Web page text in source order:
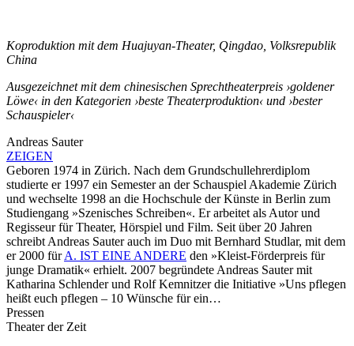
Koproduktion mit dem Huajuyan-Theater, Qingdao, Volksrepublik
China
Ausgezeichnet mit dem chinesischen Sprechtheaterpreis ›goldener
Löwe‹ in den Kategorien ›beste Theaterproduktion‹ und ›bester
Schauspieler‹
Andreas Sauter
ZEIGEN
Geboren 1974 in Zürich. Nach dem Grundschullehrerdiplom
studierte er 1997 ein Semester an der Schauspiel Akademie Zürich
und wechselte 1998 an die Hochschule der Künste in Berlin zum
Studiengang »Szenisches Schreiben«. Er arbeitet als Autor und
Regisseur für Theater, Hörspiel und Film. Seit über 20 Jahren
schreibt Andreas Sauter auch im Duo mit Bernhard Studlar, mit dem
er 2000 fürA. IST EINE ANDERE den »Kleist-Förderpreis für
junge Dramatik« erhielt. 2007 begründete Andreas Sauter mit
Katharina Schlender und Rolf Kemnitzer die Initiative »Uns pflegen
heißt euch pflegen – 10 Wünsche für ein…
Pressen
Theater der Zeit